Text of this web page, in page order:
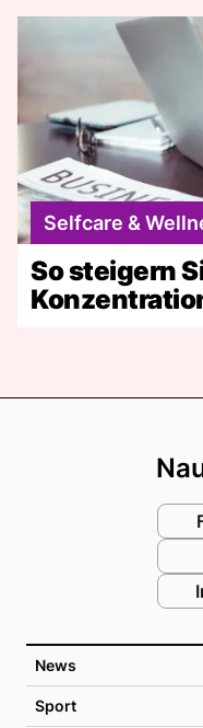
Selfcare &
So steigern
News
Sport